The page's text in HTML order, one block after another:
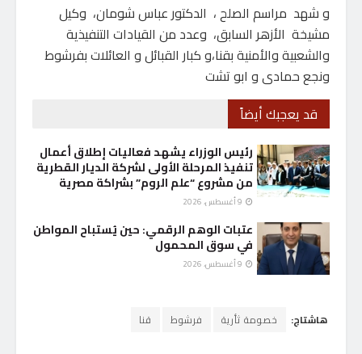
و شهد مراسم الصلح ، الدكتور عباس شومان، وكيل
مشيخة الأزهر السابق، وعدد من القيادات التنفيذية
والشعبية والأمنية بقنا،و كبار القبائل و العائلات بفرشوط
ونجع حمادى و ابو تشت
قد يعجبك أيضاً
رئيس الوزراء يشهد فعاليات إطلاق أعمال
تنفيذ المرحلة الأولى لشركة الديار القطرية
من مشروع “علم الروم” بشراكة مصرية
عتبات الوهم الرقمي: حين يُستباح المواطن
في سوق المحمول
هاشتاج: خصومة ثأرية فرشوط قنا